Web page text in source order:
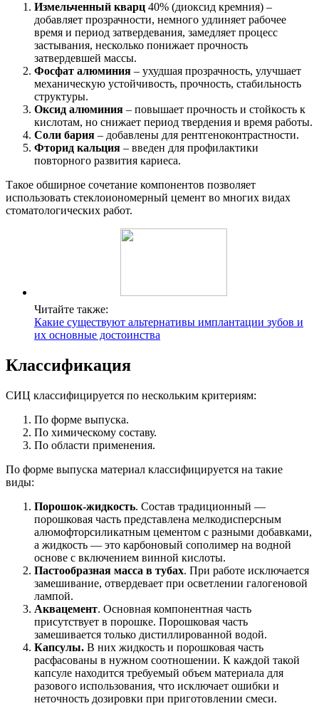
Измельченный кварц 40% (диоксид кремния) –
добавляет прозрачности, немного удлиняет рабочее
время и период затвердевания, замедляет процесс
застывания, несколько понижает прочность
затвердевшей массы.
Фосфат алюминия – ухудшая прозрачность, улучшает
механическую устойчивость, прочность, стабильность
структуры.
Оксид алюминия – повышает прочность и стойкость к
кислотам, но снижает период твердения и время работы.
Соли бария – добавлены для рентгеноконтрастности.
Фторид кальция – введен для профилактики
повторного развития кариеса.
Такое обширное сочетание компонентов позволяет
использовать стеклоиономерный цемент во многих видах
стоматологических работ.
Читайте также:
Какие существуют альтернативы имплантации зубов и
их основные достоинства
Классификация
СИЦ классифицируется по нескольким критериям:
По форме выпуска.
По химическому составу.
По области применения.
По форме выпуска материал классифицируется на такие
виды:
Порошок-жидкость. Состав традиционный —
порошковая часть представлена мелкодисперсным
алюмофторсиликатным цементом с разными добавками,
а жидкость — это карбоновый сополимер на водной
основе с включением винной кислоты.
Пастообразная масса в тубах. При работе исключается
замешивание, отвердевает при осветлении галогеновой
лампой.
Аквацемент. Основная компонентная часть
присутствует в порошке. Порошковая часть
замешивается только дистиллированной водой.
Капсулы. В них жидкость и порошковая часть
расфасованы в нужном соотношении. К каждой такой
капсуле находится требуемый объем материала для
разового использования, что исключает ошибки и
неточность дозировки при приготовлении смеси.